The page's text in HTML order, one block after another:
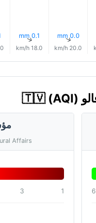
0.0 mm
↑
20.0 km/h
0.1 mm
↑
18.0 km/h
h
6
Affairs
1
3